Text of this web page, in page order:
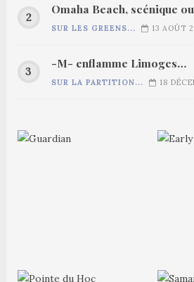
Omaha Beach, scénique
SUR LES GREENS... 13 AOÛT
-M- enflamme Limoges…
SUR LA PARTITION... 18